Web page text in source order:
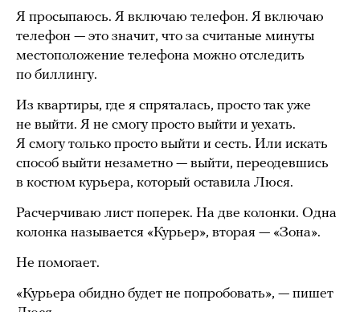
Я просыпаюсь. Я включаю телефон. Я включаю
телефон — это значит, что за считаные минуты
местоположение телефона можно отследить
по биллингу.
Из квартиры, где я спряталась, просто так уже
не выйти. Я не смогу просто выйти и уехать.
Я смогу только просто выйти и сесть. Или искать
способ выйти незаметно — выйти, переодевшись
в костюм курьера, который оставила Люся.
Расчерчиваю лист поперек. На две колонки. Одна
колонка называется «Курьер», вторая — «Зона».
Не помогает.
«Курьера обидно будет не попробовать», — пишет